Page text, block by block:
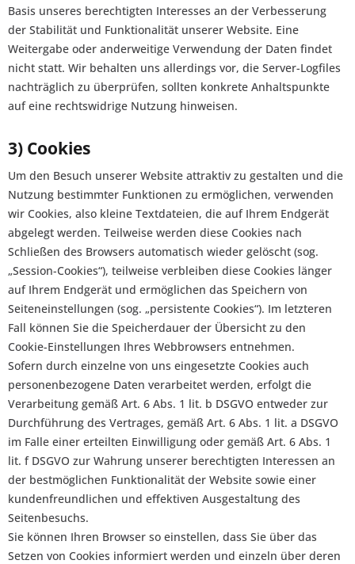
Basis unseres berechtigten Interesses an der Verbesserung
der Stabilität und Funktionalität unserer Website. Eine
Weitergabe oder anderweitige Verwendung der Daten findet
nicht statt. Wir behalten uns allerdings vor, die Server-Logfiles
nachträglich zu überprüfen, sollten konkrete Anhaltspunkte
auf eine rechtswidrige Nutzung hinweisen.
3) Cookies
Um den Besuch unserer Website attraktiv zu gestalten und die
Nutzung bestimmter Funktionen zu ermöglichen, verwenden
wir Cookies, also kleine Textdateien, die auf Ihrem Endgerät
abgelegt werden. Teilweise werden diese Cookies nach
Schließen des Browsers automatisch wieder gelöscht (sog.
„Session-Cookies“), teilweise verbleiben diese Cookies länger
auf Ihrem Endgerät und ermöglichen das Speichern von
Seiteneinstellungen (sog. „persistente Cookies“). Im letzteren
Fall können Sie die Speicherdauer der Übersicht zu den
Cookie-Einstellungen Ihres Webbrowsers entnehmen.
Sofern durch einzelne von uns eingesetzte Cookies auch
personenbezogene Daten verarbeitet werden, erfolgt die
Verarbeitung gemäß Art. 6 Abs. 1 lit. b DSGVO entweder zur
Durchführung des Vertrages, gemäß Art. 6 Abs. 1 lit. a DSGVO
im Falle einer erteilten Einwilligung oder gemäß Art. 6 Abs. 1
lit. f DSGVO zur Wahrung unserer berechtigten Interessen an
der bestmöglichen Funktionalität der Website sowie einer
kundenfreundlichen und effektiven Ausgestaltung des
Seitenbesuchs.
Sie können Ihren Browser so einstellen, dass Sie über das
Setzen von Cookies informiert werden und einzeln über deren